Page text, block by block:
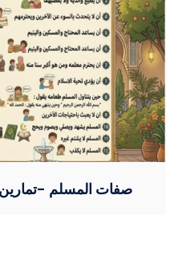
صفات المسلم -تمارين